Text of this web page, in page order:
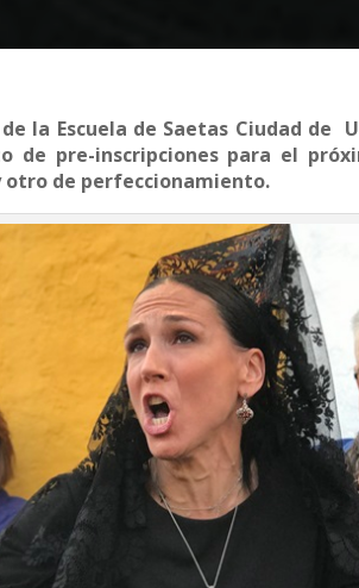
la Escuela de Saetas Ciudad de
pre-inscripciones para el
otro de perfeccionamiento.